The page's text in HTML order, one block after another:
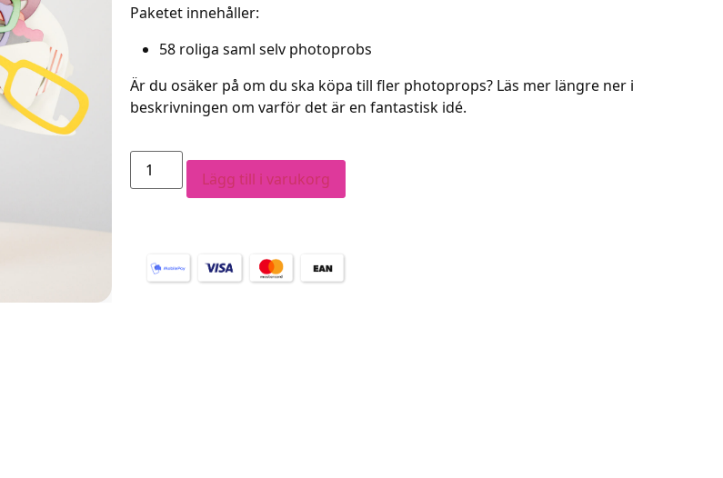
Paketet innehåller:
58 roliga saml selv photoprobs
Är du osäker på om du ska köpa till fler photoprops? Läs mer längre ner i
beskrivningen om varför det är en fantastisk idé.
Lägg till i varukorg